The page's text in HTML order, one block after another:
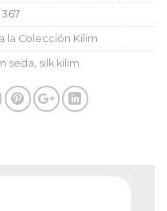
367
la Colección Kilim
seda, silk kilim